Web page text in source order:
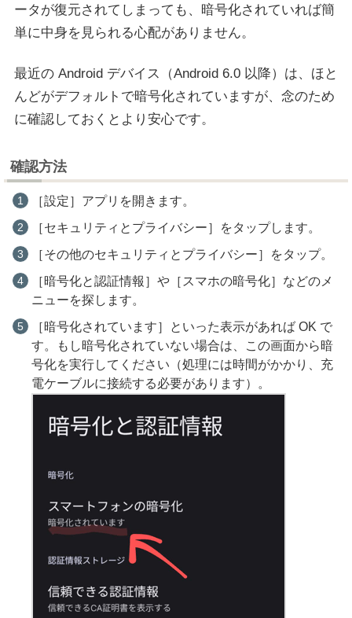
ータが復元されてしまっても、暗号化されていれば簡
単に中身を見られる心配がありません。
最近の Android デバイス（Android 6.0 以降）は、ほと
んどがデフォルトで暗号化されていますが、念のため
に確認しておくとより安心です。
確認方法
［設定］アプリを開きます。
［セキュリティとプライバシー］をタップします。
［その他のセキュリティとプライバシー］をタップ。
［暗号化と認証情報］や［スマホの暗号化］などのメ
ニューを探します。
［暗号化されています］といった表示があれば OK で
す。もし暗号化されていない場合は、この画面から暗
号化を実行してください（処理には時間がかかり、充
電ケーブルに接続する必要があります）。